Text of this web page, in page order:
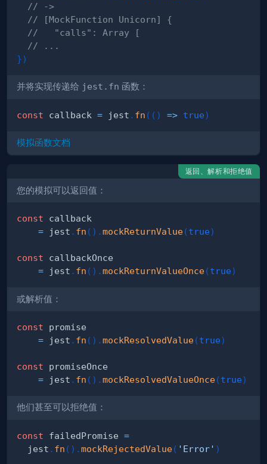
// ->
// [MockFunction Unicorn] {
//   "calls": Array [
// ...
})
并将实现传递给 jest.fn 函数：
const callback = jest . fn ( ( ) => true)
模拟函数文档
返回、解析和拒绝值
您的模拟可以返回值：
const
= jest . fn ( ) .mockReturnValue(true)
const
= jest . fn ( ) .mockReturnValueOnce(true)
或解析值：
const
= jest . fn ( ) .mockResolvedValue(true)
const
= jest . fn ( ) .mockResolvedValueOnce(true)
他们甚至可以拒绝值：
const failedPromise =
  jest
. fn ( ) .mockRejectedValue( 'Error' )